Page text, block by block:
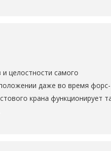
целостности самого
даже во время форс-
крана функционирует